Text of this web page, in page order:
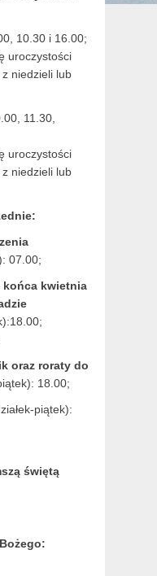
10.30 i 16.00;
uroczystości
niedzieli lub
11.30,
uroczystości
niedzieli lub
07.00;
końca kwietnia
oraz roraty do
18.00;
piątek):
świętą